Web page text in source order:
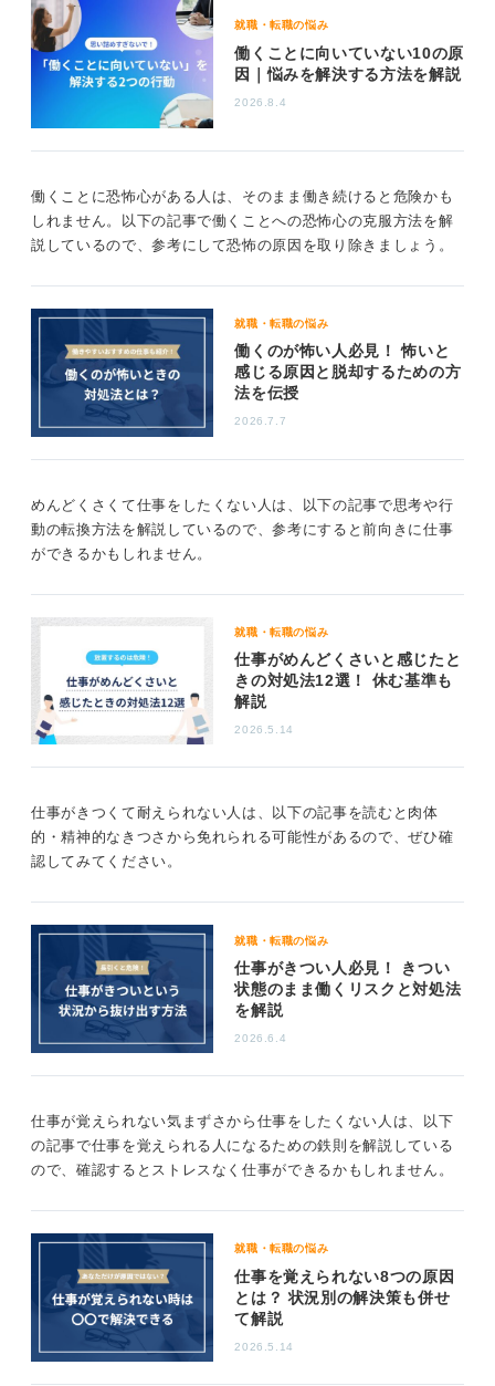
してみましょう。仕事がおもしろくない、残業が多い、
人間関係がうまくいかないなど思い当たる原因があり、
現職で改善できないならば転職サイトを見て興味のある
企業へ応募してみるのも良いでしょう。
原因が思い当たらず休んでも憂鬱が改善されないとき
は、心療内科などを受診し相談をしてみてください。
0
就職・転職の悩み
働くことに向いていない10の原
因｜悩みを解決する方法を解説
2026.8.4
働くことに恐怖心がある人は、そのまま働き続けると危険かも
しれません。以下の記事で働くことへの恐怖心の克服方法を解
説しているので、参考にして恐怖の原因を取り除きましょう。
就職・転職の悩み
働くのが怖い人必見！ 怖いと
感じる原因と脱却するための方
法を伝授
2026.7.7
めんどくさくて仕事をしたくない人は、以下の記事で思考や行
動の転換方法を解説しているので、参考にすると前向きに仕事
ができるかもしれません。
就職・転職の悩み
仕事がめんどくさいと感じたと
きの対処法12選！ 休む基準も
解説
2026.5.14
仕事がきつくて耐えられない人は、以下の記事を読むと肉体
的・精神的なきつさから免れられる可能性があるので、ぜひ確
認してみてください。
就職・転職の悩み
仕事がきつい人必見！ きつい
状態のまま働くリスクと対処法
を解説
2026.6.4
仕事が覚えられない気まずさから仕事をしたくない人は、以下
の記事で仕事を覚えられる人になるための鉄則を解説している
ので、確認するとストレスなく仕事ができるかもしれません。
就職・転職の悩み
仕事を覚えられない8つの原因
とは？ 状況別の解決策も併せ
て解説
2026.5.14